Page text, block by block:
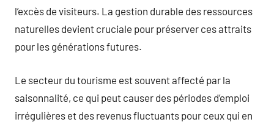
l’excès de visiteurs. La gestion durable des ressources
naturelles devient cruciale pour préserver ces attraits
pour les générations futures.
Le secteur du tourisme est souvent affecté par la
saisonnalité, ce qui peut causer des périodes d’emploi
irrégulières et des revenus fluctuants pour ceux qui en